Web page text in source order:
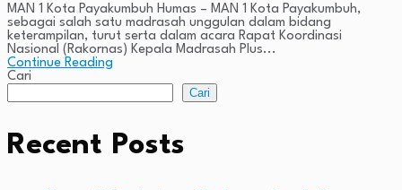
MAN 1 Kota Payakumbuh Humas – MAN 1 Kota Payakumbuh,
sebagai salah satu madrasah unggulan dalam bidang
keterampilan, turut serta dalam acara Rapat Koordinasi
Nasional (Rakornas) Kepala Madrasah Plus...
Continue Reading
Cari
Cari
Recent Posts